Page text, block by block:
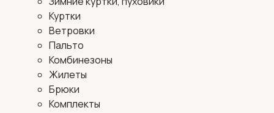
Куртки
Ветровки
Пальто
Комбинезоны
Жилеты
Брюки
Комплекты